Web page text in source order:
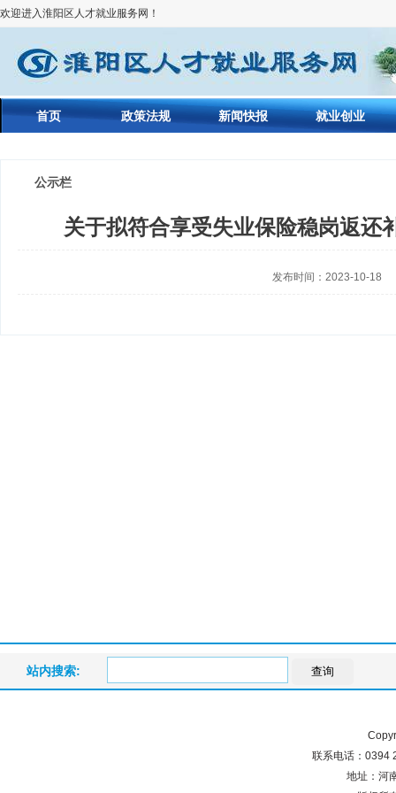
欢迎进入淮阳区人才就业服务网！
首页 政策法规 新闻快报 就业创业
公示栏
关于拟符合享受失业保险稳岗返还
发布时间：2023-10-18
站内搜索: 查询
联系电话：0394
地址：河